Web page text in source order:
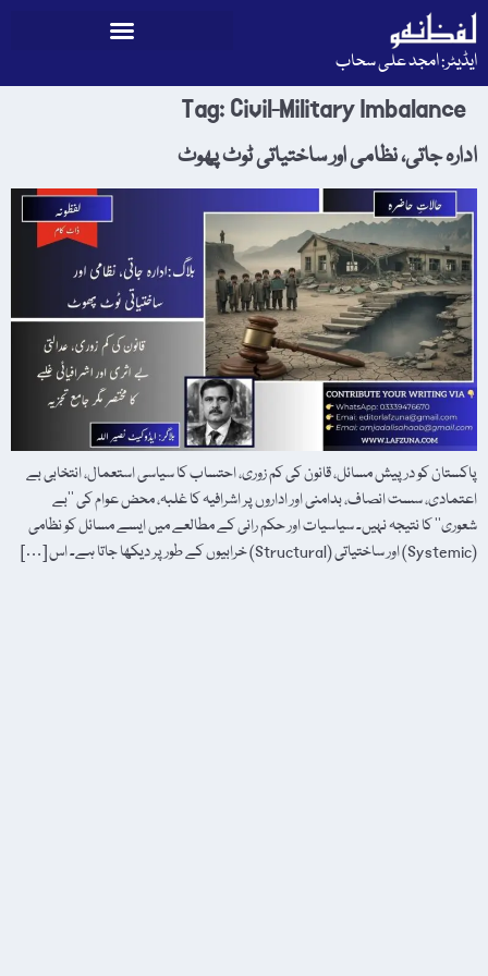
ایڈیٹر: امجد علی سحاب
Tag:Civil-Military Imbalance
ادارہ جاتی، نظامی اور ساختیاتی ٹوٹ پھوٹ
پاکستان کو درپیش مسائل، قانون کی کم زوری، احتساب کا سیاسی استعمال، انتخابی بے
اعتمادی، سست انصاف، بدامنی اور اداروں پر اشرافیہ کا غلبہ، محض عوام کی ’’بے
شعوری‘‘ کا نتیجہ نہیں۔ سیاسیات اور حکم رانی کے مطالعے میں ایسے مسائل کو نظامی
(Systemic) اور ساختیاتی (Structural) خرابیوں کے طور پر دیکھا جاتا ہے۔ اس […]